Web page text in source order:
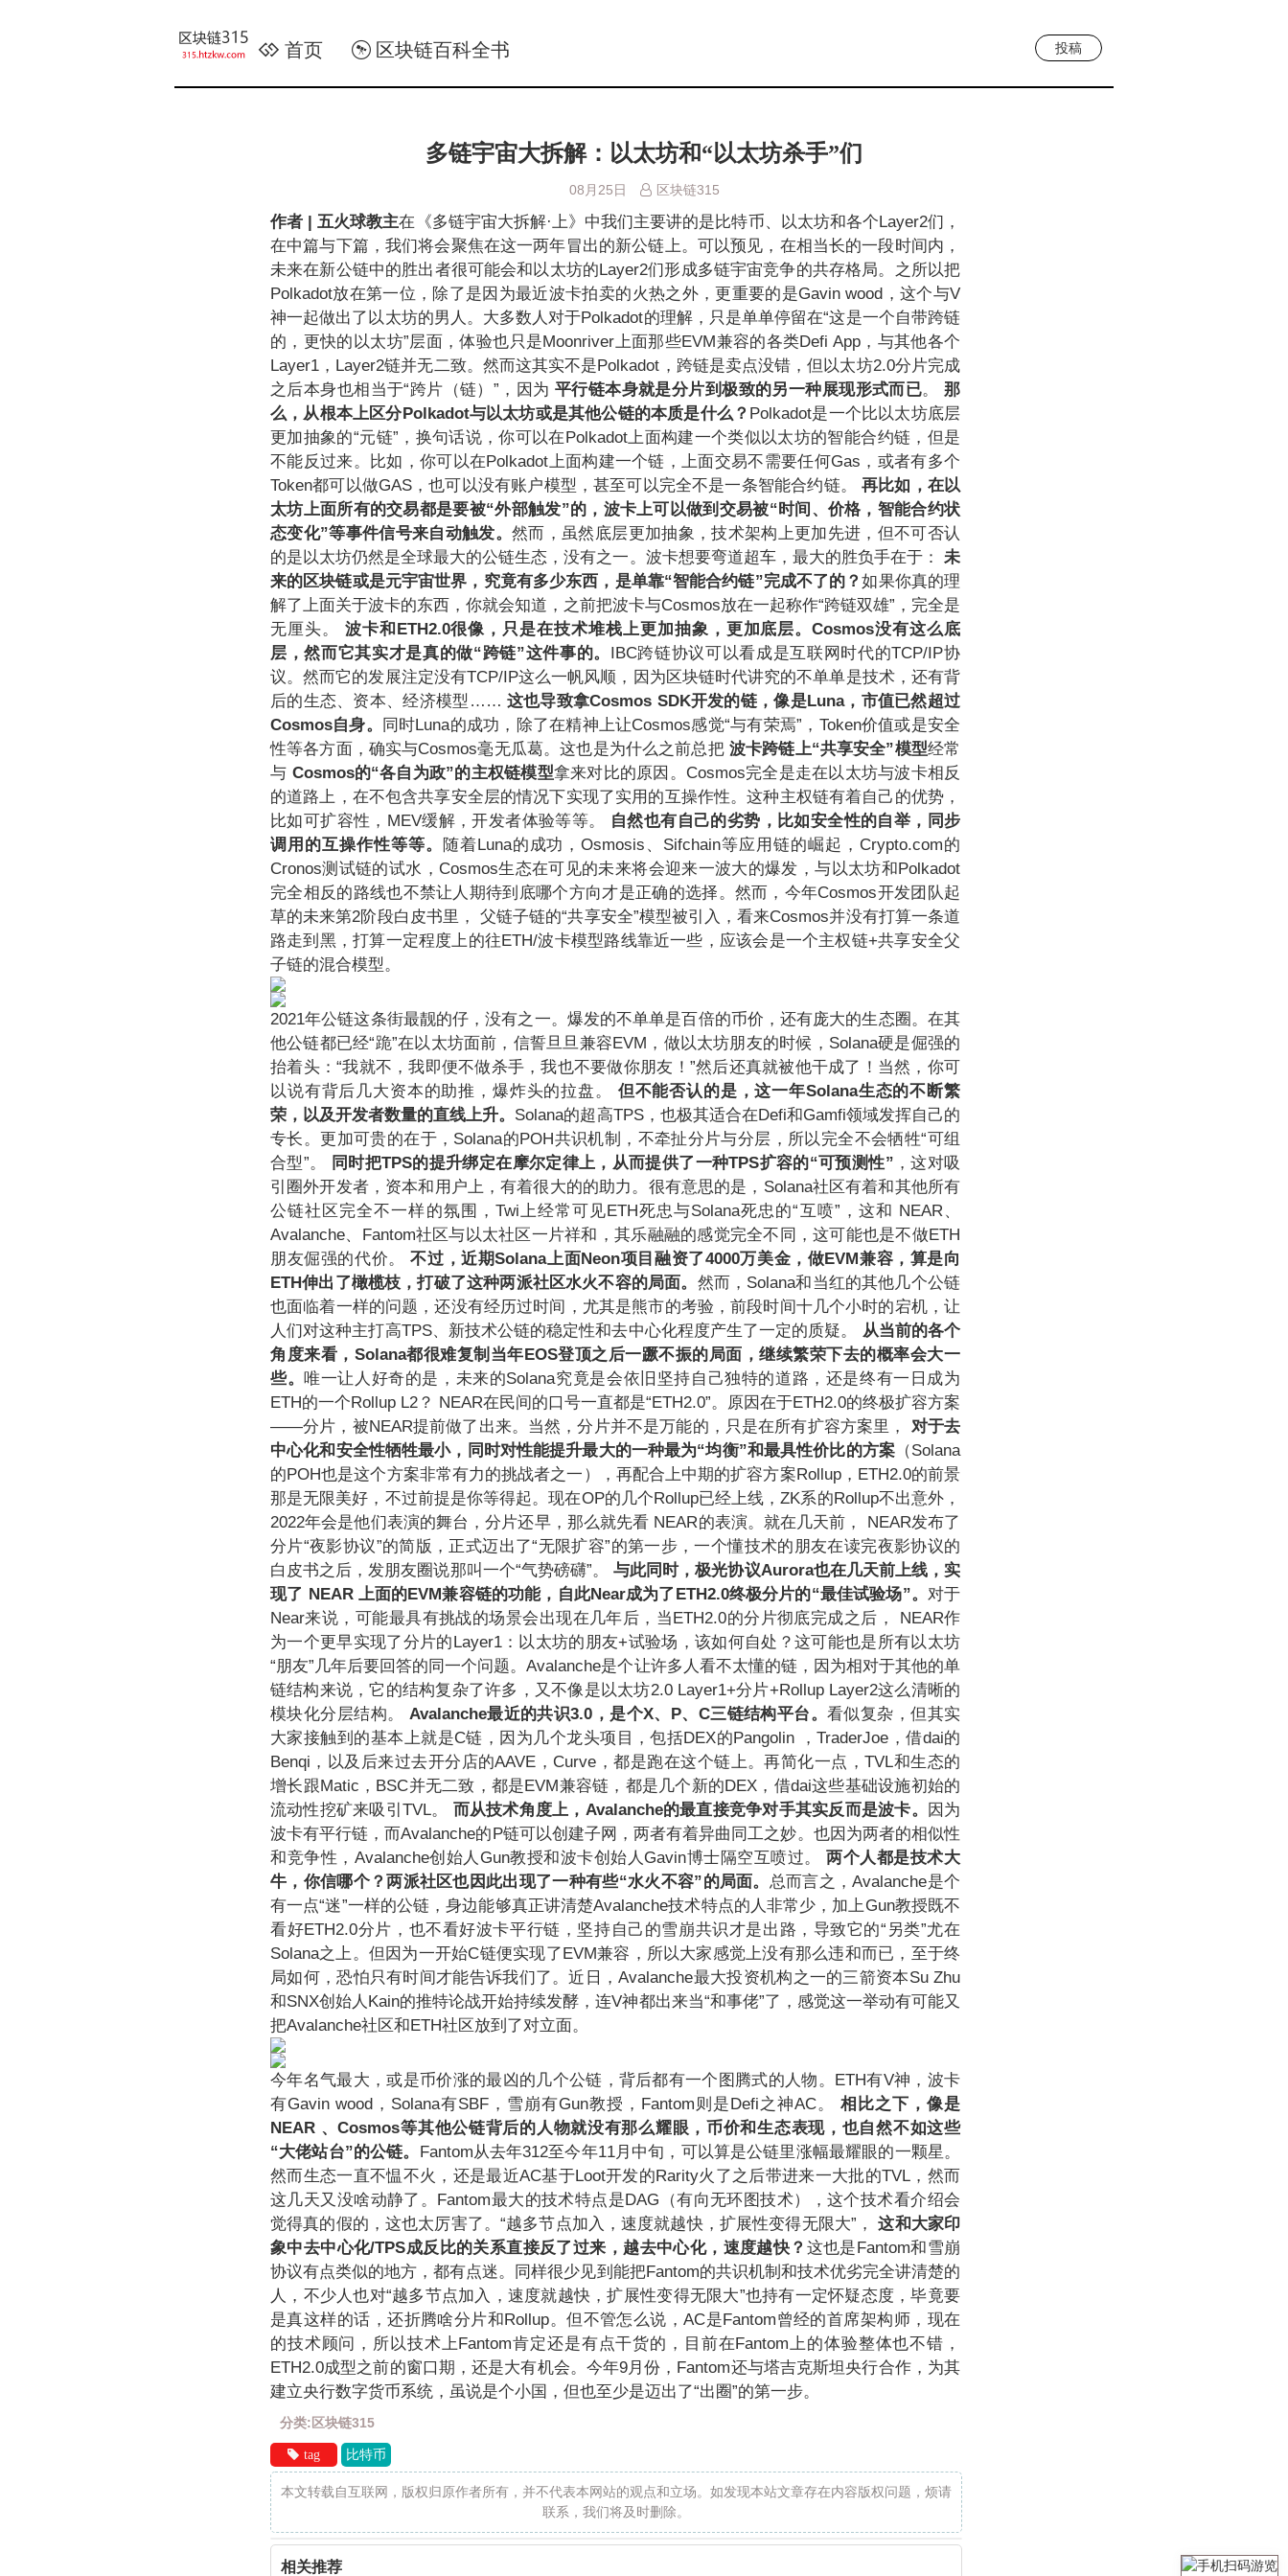
首页 区块链百科全书 投稿
多链宇宙大拆解：以太坊和“以太坊杀手”们
08月25日 区块链315
作者 | 五火球教主在《多链宇宙大拆解·上》中我们主要讲的是比特币、以太坊和各个Layer2们，
在中篇与下篇，我们将会聚焦在这一两年冒出的新公链上。可以预见，在相当长的一段时间内，
未来在新公链中的胜出者很可能会和以太坊的Layer2们形成多链宇宙竞争的共存格局。之所以把
Polkadot放在第一位，除了是因为最近波卡拍卖的火热之外，更重要的是Gavin wood，这个与V
神一起做出了以太坊的男人。大多数人对于Polkadot的理解，只是单单停留在“这是一个自带跨链
的，更快的以太坊”层面，体验也只是Moonriver上面那些EVM兼容的各类Defi App，与其他各个
Layer1，Layer2链并无二致。然而这其实不是Polkadot，跨链是卖点没错，但以太坊2.0分片完成
之后本身也相当于“跨片（链）”，因为 平行链本身就是分片到极致的另一种展现形式而已。那
么，从根本上区分Polkadot与以太坊或是其他公链的本质是什么？ Polkadot是一个比以太坊底层
更加抽象的“元链”，换句话说，你可以在Polkadot上面构建一个类似以太坊的智能合约链，但是
不能反过来。比如，你可以在Polkadot上面构建一个链，上面交易不需要任何Gas，或者有多个
Token都可以做GAS，也可以没有账户模型，甚至可以完全不是一条智能合约链。再比如，在以
太坊上面所有的交易都是要被“外部触发”的，波卡上可以做到交易被“时间、价格，智能合约状
态变化”等事件信号来自动触发。然而，虽然底层更加抽象，技术架构上更加先进，但不可否认
的是以太坊仍然是全球最大的公链生态，没有之一。波卡想要弯道超车，最大的胜负手在于： 未
来的区块链或是元宇宙世界，究竟有多少东西，是单靠“智能合约链”完成不了的？如果你真的理
解了上面关于波卡的东西，你就会知道，之前把波卡与Cosmos放在一起称作“跨链双雄”，完全是
无厘头。 波卡和ETH2.0很像，只是在技术堆栈上更加抽象，更加底层。Cosmos没有这么底
层，然而它其实才是真的做“跨链”这件事的。 IBC跨链协议可以看成是互联网时代的TCP/IP协
议。然而它的发展注定没有TCP/IP这么一帆风顺，因为区块链时代讲究的不单单是技术，还有背
后的生态、资本、经济模型…… 这也导致拿Cosmos SDK开发的链，像是Luna，市值已然超过
Cosmos自身。
同时Luna的成功，除了在精神上让Cosmos感觉“与有荣焉”，Token价值或是安全
性等各方面，确实与Cosmos毫无瓜葛。这也是为什么之前总把 波卡跨链上“共享安全”模型经常
与 Cosmos的“各自为政”的主权链模型拿来对比的原因。Cosmos完全是走在以太坊与波卡相反
的道路上，在不包含共享安全层的情况下实现了实用的互操作性。这种主权链有着自己的优势，
比如可扩容性，MEV缓解，开发者体验等等。
自然也有自己的劣势，比如安全性的自举，同步
调用的互操作性等等。
随着Luna的成功，Osmosis、Sifchain等应用链的崛起，Crypto.com的
Cronos测试链的试水，Cosmos生态在可见的未来将会迎来一波大的爆发，与以太坊和Polkadot
完全相反的路线也不禁让人期待到底哪个方向才是正确的选择。然而，今年Cosmos开发团队起
草的未来第2阶段白皮书里， 父链子链的“共享安全”模型被引入，看来Cosmos并没有打算一条道
路走到黑，打算一定程度上的往ETH/波卡模型路线靠近一些，应该会是一个主权链+共享安全父
子链的混合模型。
2021年公链这条街最靓的仔，没有之一。爆发的不单单是百倍的币价，还有庞大的生态圈。在其
他公链都已经“跪”在以太坊面前，信誓旦旦兼容EVM，做以太坊朋友的时候，Solana硬是倔强的
抬着头：“我就不，我即便不做杀手，我也不要做你朋友！”然后还真就被他干成了！当然，你可
以说有背后几大资本的助推，爆炸头的拉盘。 但不能否认的是，这一年Solana生态的不断繁
荣，以及开发者数量的直线上升。 Solana的超高TPS，也极其适合在Defi和Gamfi领域发挥自己的
专长。更加可贵的在于，Solana的POH共识机制，不牵扯分片与分层，所以完全不会牺牲“可组
合型”。
同时把TPS的提升绑定在摩尔定律上，从而提供了一种TPS扩容的“可预测性” ，这对吸
引圈外开发者，资本和用户上，有着很大的的助力。很有意思的是，Solana社区有着和其他所有
公链社区完全不一样的氛围，Twi上经常可见ETH死忠与Solana死忠的“互喷”，这和 NEAR、
Avalanche、Fantom社区与以太社区一片祥和，其乐融融的感觉完全不同，这可能也是不做ETH
朋友倔强的代价。不过，近期Solana上面Neon项目融资了4000万美金，做EVM兼容，算是向
ETH伸出了橄榄枝，打破了这种两派社区水火不容的局面。 然而，Solana和当红的其他几个公链
也面临着一样的问题，还没有经历过时间，尤其是熊市的考验，前段时间十几个小时的宕机，让
人们对这种主打高TPS、新技术公链的稳定性和去中心化程度产生了一定的质疑。 从当前的各个
角度来看，Solana都很难复制当年EOS登顶之后一蹶不振的局面，继续繁荣下去的概率会大一
些。唯一让人好奇的是，未来的Solana究竟是会依旧坚持自己独特的道路，还是终有一日成为
ETH的一个Rollup L2？ NEAR在民间的口号一直都是“ETH2.0”。原因在于ETH2.0的终极扩容方案
——分片，被NEAR提前做了出来。当然，分片并不是万能的，只是在所有扩容方案里， 对于去
中心化和安全性牺牲最小，同时对性能提升最大的一种最为“均衡”和最具性价比的方案（Solana
的POH也是这个方案非常有力的挑战者之一），再配合上中期的扩容方案Rollup，ETH2.0的前景
那是无限美好，不过前提是你等得起。现在OP的几个Rollup已经上线，ZK系的Rollup不出意外，
2022年会是他们表演的舞台，分片还早，那么就先看 NEAR的表演。就在几天前， NEAR发布了
分片“夜影协议”的简版，正式迈出了“无限扩容”的第一步，一个懂技术的朋友在读完夜影协议的
白皮书之后，发朋友圈说那叫一个“气势磅礴”。与此同时，极光协议Aurora也在几天前上线，实
现了 NEAR 上面的EVM兼容链的功能，自此Near成为了ETH2.0终极分片的“最佳试验场”。 对于
Near来说，可能最具有挑战的场景会出现在几年后，当ETH2.0的分片彻底完成之后， NEAR作
为一个更早实现了分片的Layer1：以太坊的朋友+试验场，该如何自处？这可能也是所有以太坊
“朋友”几年后要回答的同一个问题。Avalanche是个让许多人看不太懂的链，因为相对于其他的单
链结构来说，它的结构复杂了许多，又不像是以太坊2.0 Layer1+分片+Rollup Layer2这么清晰的
模块化分层结构。 Avalanche最近的共识3.0，是个X、P、C三链结构平台。看似复杂，但其实
大家接触到的基本上就是C链，因为几个龙头项目，包括DEX的Pangolin ，TraderJoe，借dai的
Benqi，以及后来过去开分店的AAVE，Curve，都是跑在这个链上。再简化一点，TVL和生态的
增长跟Matic，BSC并无二致，都是EVM兼容链，都是几个新的DEX，借dai这些基础设施初始的
流动性挖矿来吸引TVL。 而从技术角度上，Avalanche的最直接竞争对手其实反而是波卡。
因为
波卡有平行链，而Avalanche的P链可以创建子网，两者有着异曲同工之妙。也因为两者的相似性
和竞争性，Avalanche创始人Gun教授和波卡创始人Gavin博士隔空互喷过。两个人都是技术大
牛，你信哪个？两派社区也因此出现了一种有些“水火不容”的局面。 总而言之，Avalanche是个
有一点“迷”一样的公链，身边能够真正讲清楚Avalanche技术特点的人非常少，加上Gun教授既不
看好ETH2.0分片，也不看好波卡平行链，坚持自己的雪崩共识才是出路，导致它的“另类”尤在
Solana之上。但因为一开始C链便实现了EVM兼容，所以大家感觉上没有那么违和而已，至于终
局如何，恐怕只有时间才能告诉我们了。近日，Avalanche最大投资机构之一的三箭资本Su Zhu
和SNX创始人Kain的推特论战开始持续发酵，连V神都出来当“和事佬”了，感觉这一举动有可能又
把Avalanche社区和ETH社区放到了对立面。
今年名气最大，或是币价涨的最凶的几个公链，背后都有一个图腾式的人物。ETH有V神，波卡
有Gavin wood，Solana有SBF，雪崩有Gun教授，Fantom则是Defi之神AC。 相比之下，像是
NEAR 、Cosmos等其他公链背后的人物就没有那么耀眼，币价和生态表现，也自然不如这些
“大佬站台”的公链。 Fantom从去年312至今年11月中旬，可以算是公链里涨幅最耀眼的一颗星。
然而生态一直不愠不火，还是最近AC基于Loot开发的Rarity火了之后带进来一大批的TVL，然而
这几天又没啥动静了。Fantom最大的技术特点是DAG（有向无环图技术），这个技术看介绍会
觉得真的假的，这也太厉害了。“越多节点加入，速度就越快，扩展性变得无限大”，这和大家印
象中去中心化/TPS成反比的关系直接反了过来，越去中心化，速度越快？ 这也是Fantom和雪崩
协议有点类似的地方，都有点迷。同样很少见到能把Fantom的共识机制和技术优劣完全讲清楚的
人，不少人也对“越多节点加入，速度就越快，扩展性变得无限大”也持有一定怀疑态度，毕竟要
是真这样的话，还折腾啥分片和Rollup。但不管怎么说，AC是Fantom曾经的首席架构师，现在
的技术顾问，所以技术上Fantom肯定还是有点干货的，目前在Fantom上的体验整体也不错，
ETH2.0成型之前的窗口期，还是大有机会。今年9月份，Fantom还与塔吉克斯坦央行合作，为其
建立央行数字货币系统，虽说是个小国，但也至少是迈出了“出圈”的第一步。
分类:区块链315
tag 比特币
本文转载自互联网，版权归原作者所有，并不代表本网站的观点和立场。如发现本站文章存在内容版权问题，烦请
联系，我们将及时删除。
相关推荐